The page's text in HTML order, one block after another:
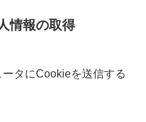
情報の取得
タにCookieを送信する